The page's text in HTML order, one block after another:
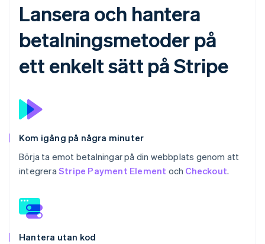
Lansera och hantera
betalningsmetoder på
ett enkelt sätt på Stripe
Kom igång på några minuter
Börja ta emot betalningar på din webbplats genom att
integreraStripe Payment Element och Checkout.
Hantera utan kod